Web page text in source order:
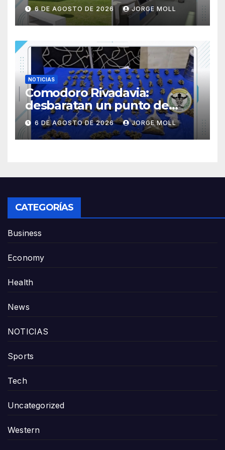
Hospital “María Humphreys”
tras un trabajo en conjunto
con el «Garrahan» de Buenos
Aires
6 DE AGOSTO DE 2026 JORGE MOLL
NOTICIAS
Comodoro Rivadavia:
desbaratan un punto de
venta de drogas y secuestran
cannabis, dinero y un
vehículo
6 DE AGOSTO DE 2026 JORGE MOLL
CATEGORÍAS
Business
Economy
Health
News
NOTICIAS
Sports
Tech
Uncategorized
Western